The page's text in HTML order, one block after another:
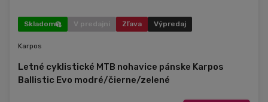
Skladom V predajni Zľava Výpredaj
Karpos
Letné cyklistické MTB nohavice pánske Karpos
Ballistic Evo modré/čierne/zelené